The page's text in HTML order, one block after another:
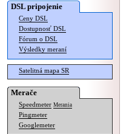
DSL pripojenie
Ceny DSL
Dostupnosť DSL
Fórum o DSL
Výsledky meraní
Satelitná mapa SR
Merače
Speedmeter Merania
Pingmeter
Googlemeter